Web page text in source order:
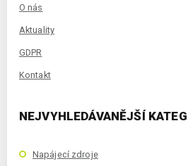
O nás
Aktuality
GDPR
Kontakt
NEJVYHLEDÁVANĚJŠÍ
Napájecí zdroje